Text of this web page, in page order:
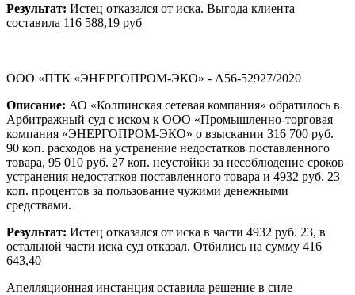
Результат: Истец отказался от иска. Выгода клиента
составила 116 588,19 руб
ООО «ПТК «ЭНЕРГОПРОМ-ЭКО» - А56-52927/2020
Описание: АО «Колпинская сетевая компания» обратилось в
Арбитражный суд с иском к ООО «Промышленно-торговая
компания «ЭНЕРГОПРОМ-ЭКО» о взыскании 316 700 руб.
90 коп. расходов на устранение недостатков поставленного
товара, 95 010 руб. 27 коп. неустойки за несоблюдение сроков
устранения недостатков поставленного товара и 4932 руб. 23
коп. процентов за пользование чужими денежными
средствами.
Результат: Истец отказался от иска в части 4932 руб. 23, в
остальной части иска суд отказал. Отбились на сумму 416
643,40
Апелляционная инстанция оставила решение в силе